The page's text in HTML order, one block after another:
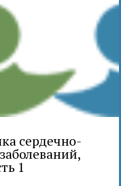
сердечно-
1